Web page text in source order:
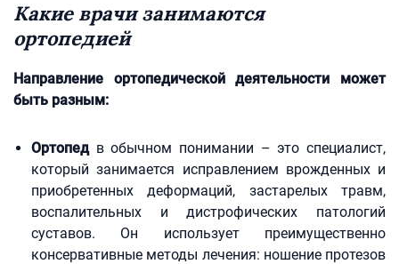
Какие врачи занимаются
ортопедией
Направление ортопедической деятельности может
быть разным:
Ортопедв обычном понимании – это специалист,
который занимается исправлением врожденных и
приобретенных деформаций, застарелых травм,
воспалительных и дистрофических патологий
суставов. Он использует преимущественно
консервативные методы лечения: ношение протезов